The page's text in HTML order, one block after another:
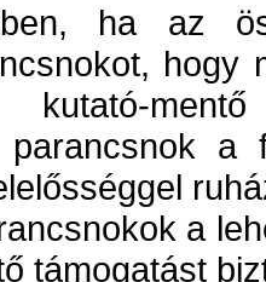
ha az
hogy
kutató-
parancsnok a
a
támogatást